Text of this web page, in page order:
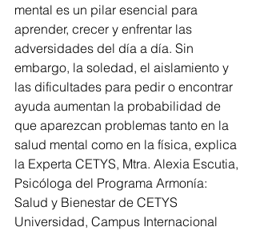
mental es un pilar esencial para
aprender, crecer y enfrentar las
adversidades del día a día. Sin
embargo, la soledad, el aislamiento y
las dificultades para pedir o encontrar
ayuda aumentan la probabilidad de
que aparezcan problemas tanto en la
salud mental como en la física, explica
la Experta CETYS, Mtra. Alexia Escutia,
Psicóloga del Programa Armonía:
Salud y Bienestar de CETYS
Universidad, Campus Internacional